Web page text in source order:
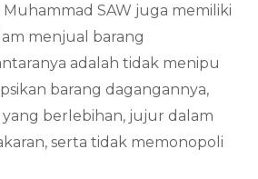
Muhammad SAW juga memiliki
menjual barang
adalah tidak menipu
barang dagangannya,
berlebihan, jujur dalam
serta tidak memonopoli